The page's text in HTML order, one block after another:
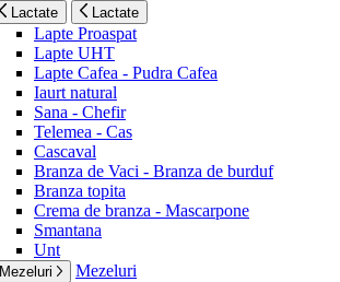
Lactate Lactate
Lapte Proaspat
Lapte UHT
Lapte Cafea - Pudra Cafea
Iaurt natural
Sana - Chefir
Telemea - Cas
Cascaval
Branza de Vaci - Branza de burduf
Branza topita
Crema de branza - Mascarpone
Smantana
Unt
Mezeluri Mezeluri